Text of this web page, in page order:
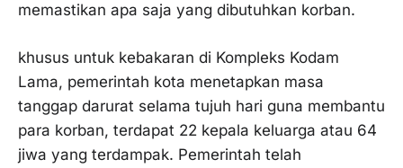
memastikan apa saja yang dibutuhkan korban.
khusus untuk kebakaran di Kompleks Kodam
Lama, pemerintah kota menetapkan masa
tanggap darurat selama tujuh hari guna membantu
para korban, terdapat 22 kepala keluarga atau 64
jiwa yang terdampak. Pemerintah telah